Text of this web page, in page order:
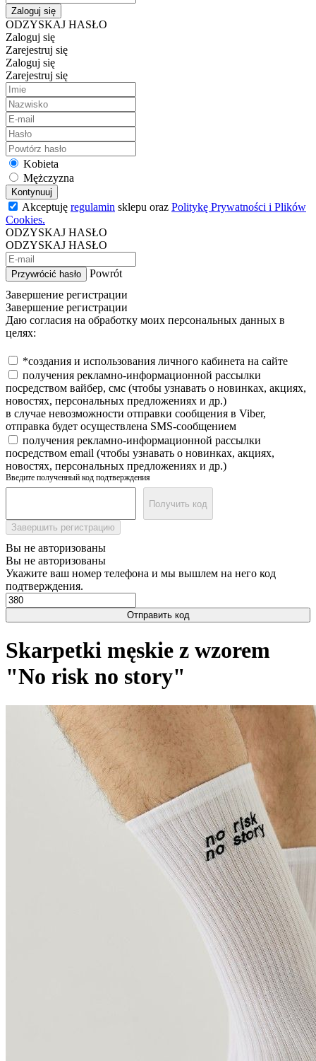
Zaloguj się
ODZYSKAJ HASŁO
Zaloguj się
Zarejestruj się
Zaloguj się
Zarejestruj się
Kobieta
Mężczyzna
Kontynuuj
Akceptuję regulamin sklepu oraz Politykę Prywatności i Plików
Cookies.
ODZYSKAJ HASŁO
ODZYSKAJ HASŁO
Przywrócić hasło
Powrót
Завершение регистрации
Завершение регистрации
Даю согласия на обработку моих персональных данных в
целях:
*создания и использования личного кабинета на сайте
получения рекламно-информационной рассылки
посредством вайбер, смс (чтобы узнавать о новинках, акциях,
новостях, персональных предложениях и др.)
в случае невозможности отправки сообщения в Viber,
отправка будет осуществлена SMS-сообщением
получения рекламно-информационной рассылки
посредством email (чтобы узнавать о новинках, акциях,
новостях, персональных предложениях и др.)
Введите полученный код подтверждения
Получить код
Завершить регистрацию
Вы не авторизованы
Вы не авторизованы
Укажите ваш номер телефона и мы вышлем на него код
подтверждения.
Отправить код
Skarpetki męskie z wzorem
"No risk no story"